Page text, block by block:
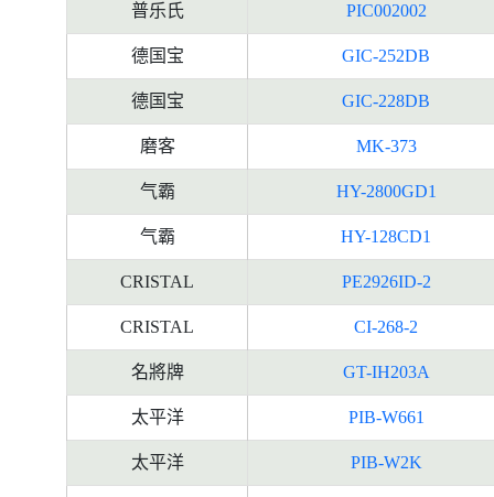
普乐氏 PIC002002
德国宝 GIC-252DB
德国宝 GIC-228DB
磨客 MK-373
气霸 HY-2800GD1
气霸 HY-128CD1
CRISTAL PE2926ID-2
CRISTAL CI-268-2
名將牌 GT-IH203A
太平洋 PIB-W661
太平洋 PIB-W2K